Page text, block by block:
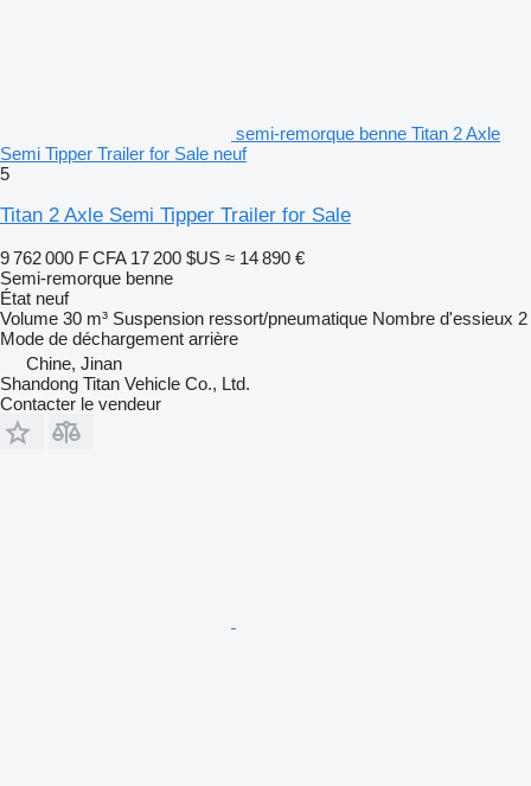
semi-remorque benne Titan 2 Axle
Semi Tipper Trailer for Sale neuf
5
Titan 2 Axle Semi Tipper Trailer for Sale
9 762 000 F CFA 17 200 $US ≈ 14 890 €
Semi-remorque benne
État neuf
Volume 30 m³ Suspension ressort/pneumatique Nombre d'essieux 2
Mode de déchargement arrière
Chine, Jinan
Shandong Titan Vehicle Co., Ltd.
Contacter le vendeur